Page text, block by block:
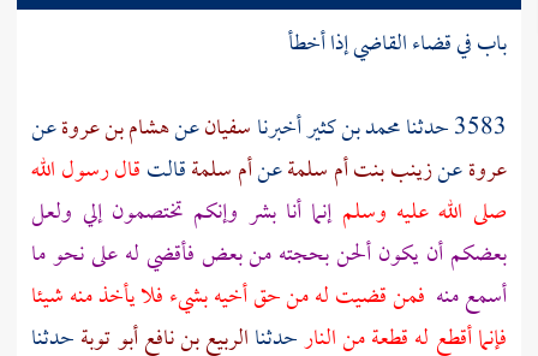
باب في قضاء القاضي إذا أخطأ
3583 حدثنا
محمد بن كثيرأخبرناسفيانعنهشام بن عروةعن
عروةعنزينب بنت أم سلمةعنأم سلمةقالتقال رسول الله
صلى الله عليه وسلمإنما أنا بشر وإنكم تختصمون إلي ولعل
بعضكم أن يكون ألحن بحجته من بعض فأقضي له على نحو ما
أسمع منه فمن قضيت له من حق أخيه بشيء فلا يأخذ منه شيئا
فإنما أقطع له قطعة من النارحدثناالربيع بن نافع أبو توبةحدثنا